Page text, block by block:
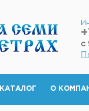
с
КАТАЛОГ О